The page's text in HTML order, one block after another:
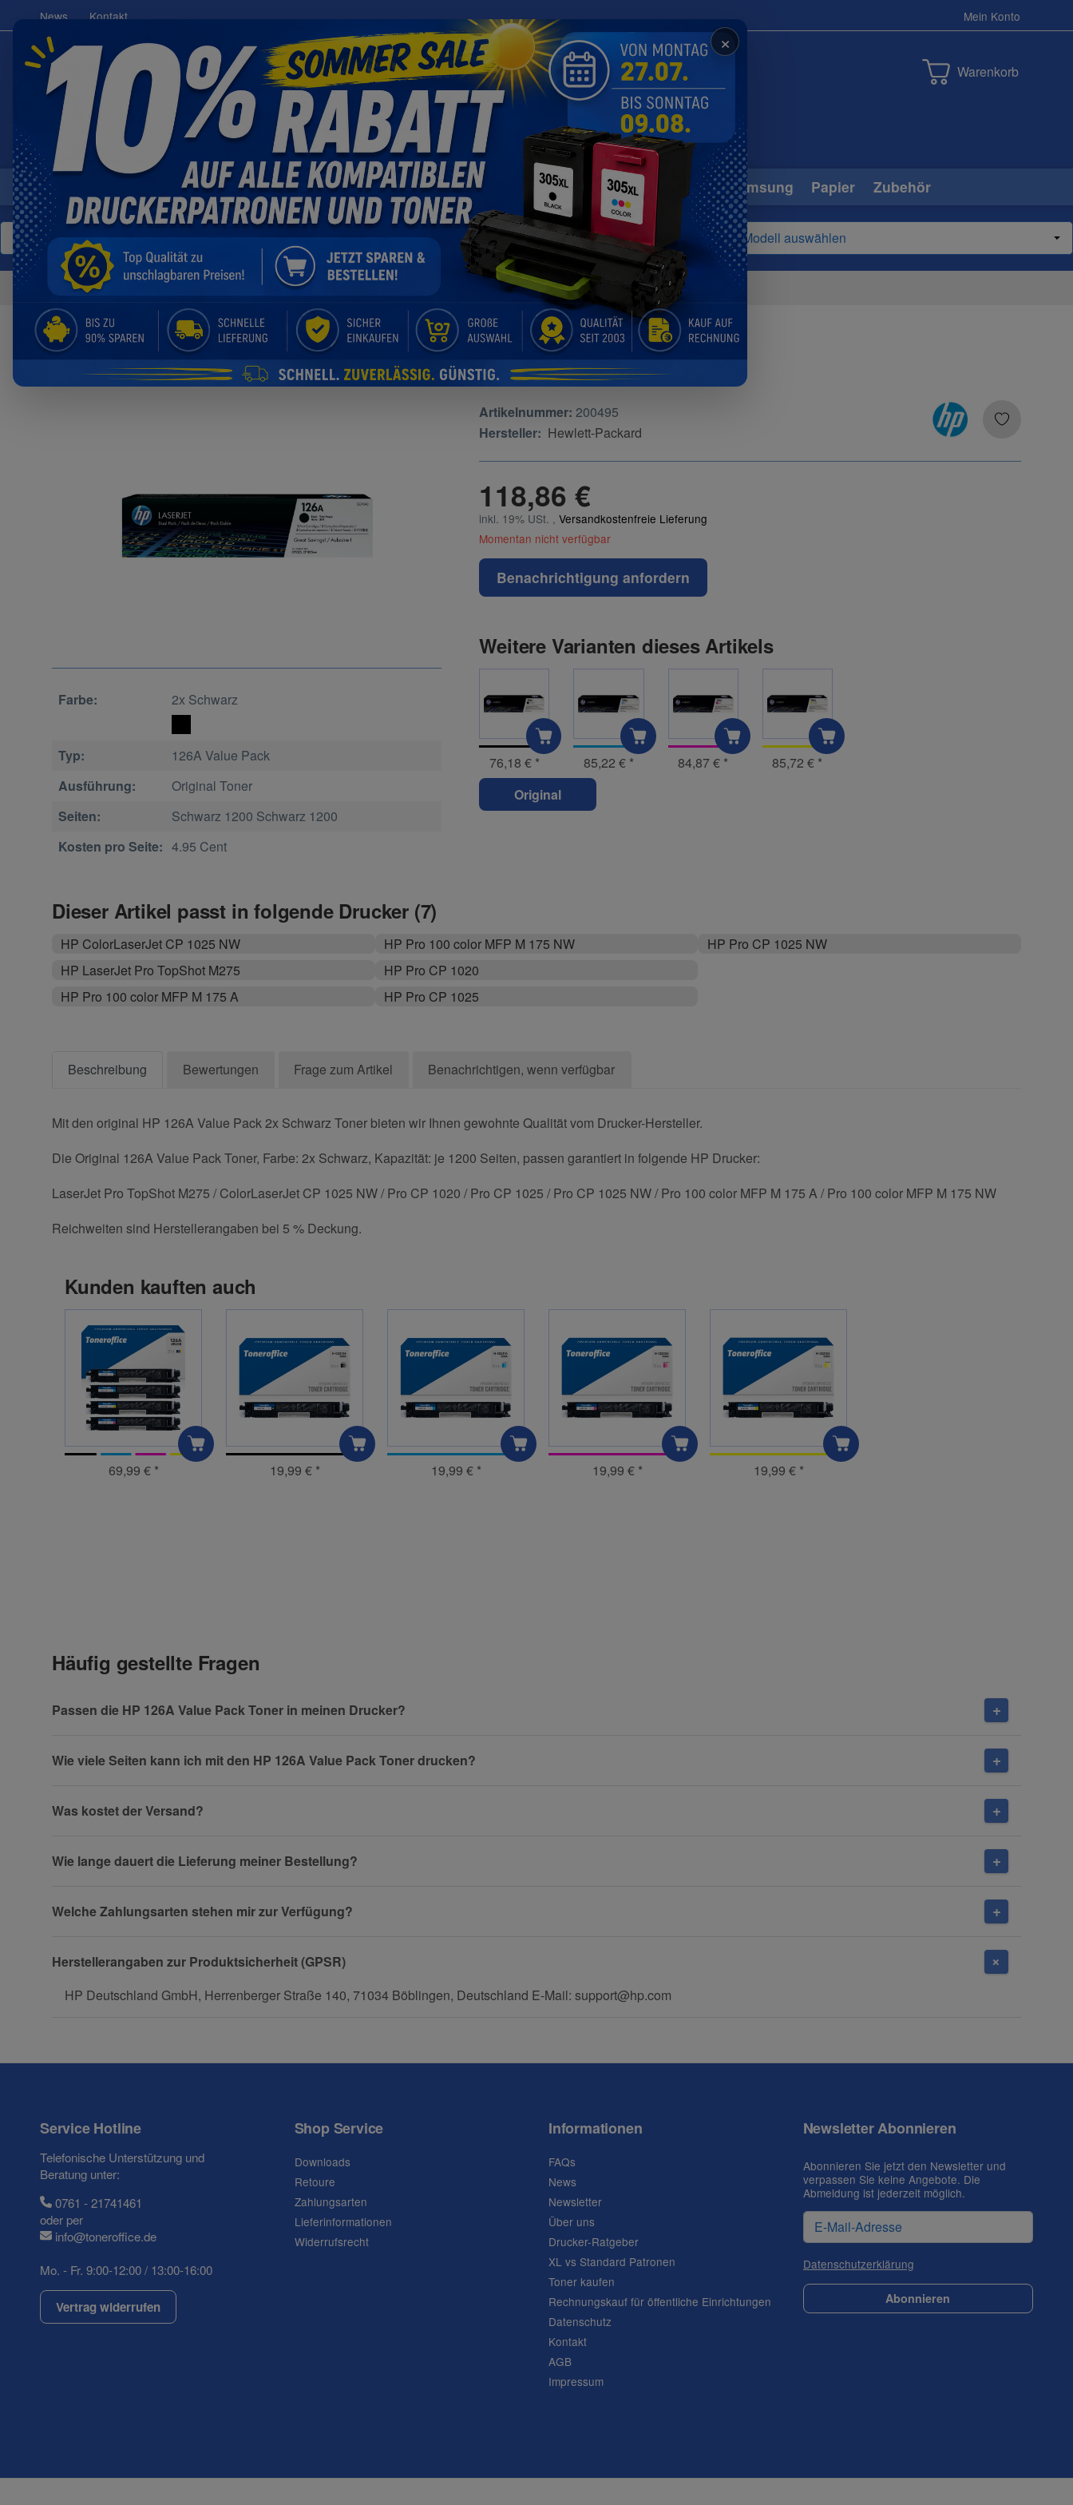
×
News Kontakt Mein Konto
Warenkorb
Brother Canon Dell Epson HP Kodak Kyocera Lexmark Oki Ricoh Samsung Papier Zubehör
HP / LASERJET PRO M LaserJet Pro TopShot M275
Original HP CE310AD 126A Value Pack Schwarz (2x ~1200 Seiten)
Farbe: 2x Schwarz
Typ:
126A Value Pack
Ausführung:
Original Toner
Seiten:
Schwarz 1200 Schwarz 1200
Kosten pro Seite: 4.95 Cent
Artikelnummer: 200495
Hersteller: Hewlett-Packard
118,86 €
inkl. 19% USt. ,Versandkostenfreie Lieferung
Momentan nicht verfügbar
Benachrichtigung anfordern
Weitere Varianten dieses Artikels
76,18 € * 85,22 € * 84,87 € * 85,72 € *
Original
Dieser Artikel passt in folgende Drucker (7)
HP ColorLaserJet CP 1025 NW
HP LaserJet Pro TopShot M275
HP Pro 100 color MFP M 175 A
HP Pro 100 color MFP M 175 NW
HP Pro CP 1020
HP Pro CP 1025
HP Pro CP 1025 NW
Beschreibung Bewertungen Frage zum Artikel Benachrichtigen, wenn verfügbar
Mit den original HP 126A Value Pack 2x Schwarz Toner bieten wir Ihnen gewohnte Qualität vom Drucker-Hersteller.
Die Original 126A Value Pack Toner, Farbe: 2x Schwarz, Kapazität: je 1200 Seiten, passen garantiert in folgende HP Drucker:
LaserJet Pro TopShot M275 / ColorLaserJet CP 1025 NW / Pro CP 1020 / Pro CP 1025 / Pro CP 1025 NW / Pro 100 color MFP M 175 A / Pro 100 color MFP M 175 NW
Reichweiten sind Herstellerangaben bei 5 % Deckung.
Kunden kauften auch
69,99 € * 19,99 € * 19,99 € * 19,99 € * 19,99 € *
Telefon
(* = Pflichtfelder)
Häufig gestellte Fragen
Passen die HP 126A Value Pack Toner in meinen Drucker?
Wie viele Seiten kann ich mit den HP 126A Value Pack Toner drucken?
Was kostet der Versand?
Wie lange dauert die Lieferung meiner Bestellung?
Welche Zahlungsarten stehen mir zur Verfügung?
Herstellerangaben zur Produktsicherheit (GPSR)
HP Deutschland GmbH, Herrenberger Straße 140, 71034 Böblingen, Deutschland E-Mail: support@hp.com
Service Hotline
Telefonische Unterstützung und
Beratung unter:
0761 - 21741461
oder per
info@toneroffice.de
Mo. - Fr. 9:00-12:00 / 13:00-16:00
Vertrag widerrufen
Shop Service
Downloads
Retoure
Zahlungsarten
Lieferinformationen
Widerrufsrecht
Informationen
FAQs
News
Newsletter
Über uns
Drucker-Ratgeber
XL vs Standard Patronen
Toner kaufen
Rechnungskauf für öffentliche Einrichtungen
Datenschutz
Kontakt
AGB
Impressum
Newsletter Abonnieren
Abonnieren Sie jetzt den Newsletter und
verpassen Sie keine Angebote. Die
Abmeldung ist jederzeit möglich.
Datenschutzerklärung
Abonnieren